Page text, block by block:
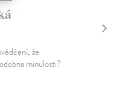
že
minulosti?